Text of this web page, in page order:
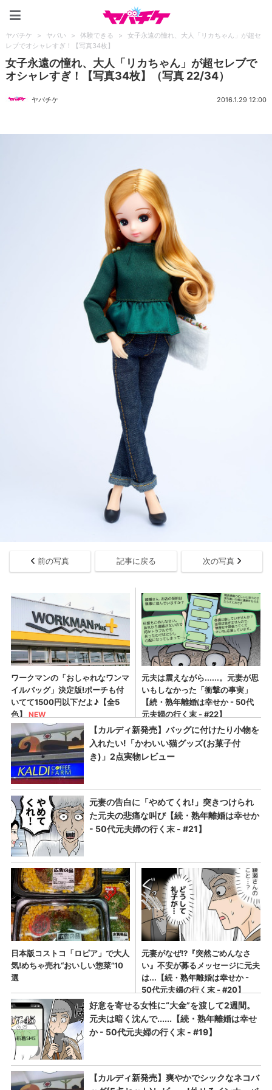
ヤバチケ > ヤバい > 体験できる >
女子永遠の憧れ、大人「リカちゃん」が超セ
レブでオシャレすぎ！【写真34枚】
女子永遠の憧れ、大人「リカちゃん」が超セレブで
オシャレすぎ！【写真34枚】（写真 22/34）
ヤバチケ 2016.1.29 12:00
前の写真 記事に戻る 次の写真